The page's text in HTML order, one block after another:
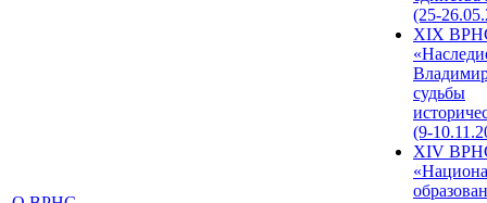
(25-
XIX
судьбы
(9-
XIV